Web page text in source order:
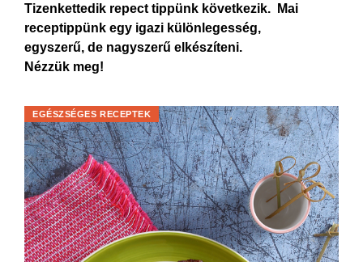
Tizenkettedik repect tippünk következik. Mai
receptippünk egy igazi különlegesség,
egyszerű, de nagyszerű elkészíteni.
Nézzük meg!
EGÉSZSÉGES RECEPTEK